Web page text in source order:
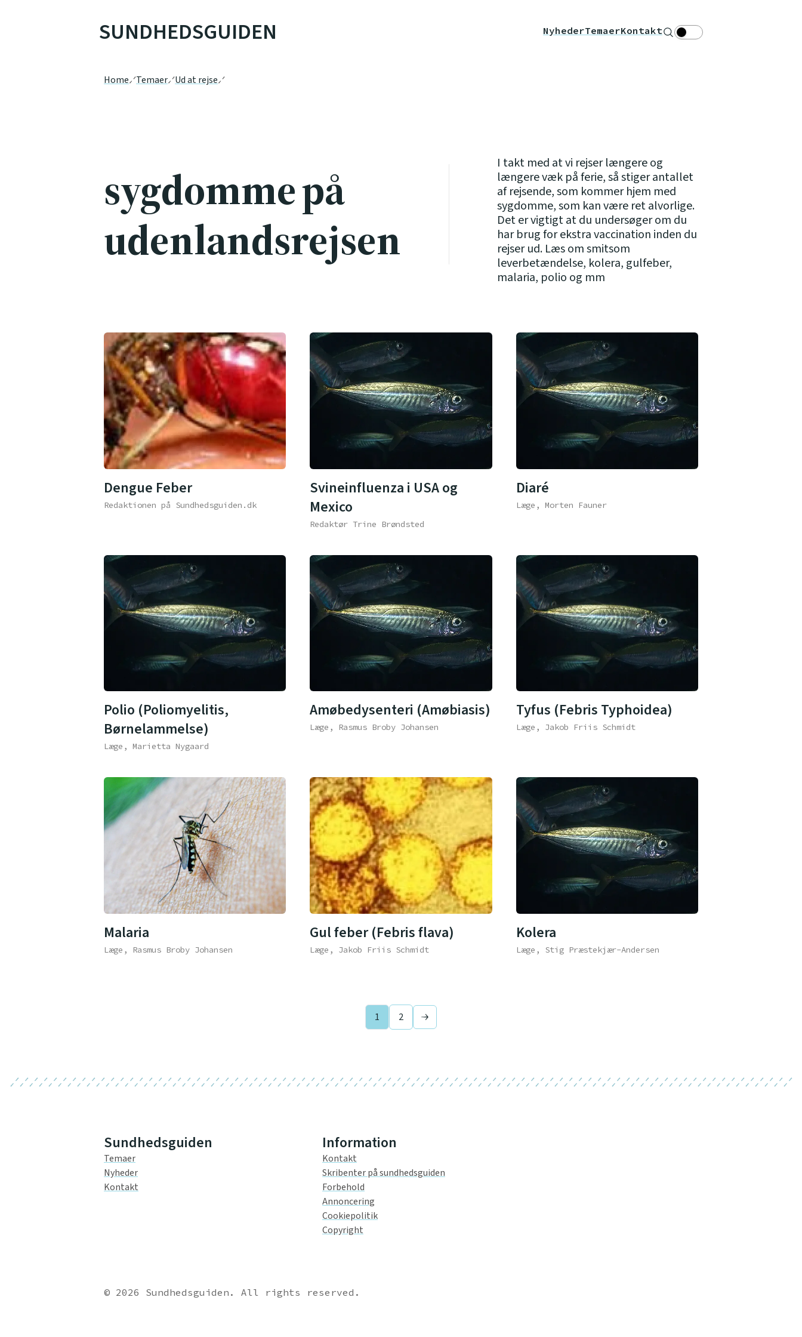
SUNDHEDSGUIDEN NyhederTemaerKontakt Søg Theme toggle
Home Temaer Ud at rejse
sygdomme på
udenlandsrejsen
I takt med at vi rejser længere og
længere væk på ferie, så stiger antallet
af rejsende, som kommer hjem med
sygdomme, som kan være ret alvorlige.
Det er vigtigt at du undersøger om du
har brug for ekstra vaccination inden du
rejser ud. Læs om smitsom
leverbetændelse, kolera, gulfeber,
malaria, polio og mm
Dengue Feber
Redaktionen på Sundhedsguiden.dk
Svineinfluenza i USA og
Mexico
Redaktør Trine Brøndsted
Diaré
Læge, Morten Fauner
Polio (Poliomyelitis,
Børnelammelse)
Læge, Marietta Nygaard
Amøbedysenteri (Amøbiasis)
Læge, Rasmus Broby Johansen
Tyfus (Febris Typhoidea)
Læge, Jakob Friis Schmidt
Malaria
Læge, Rasmus Broby Johansen
Gul feber (Febris flava)
Læge, Jakob Friis Schmidt
Kolera
Læge, Stig Præstekjær-Andersen
1 2 Next page
Sundhedsguiden
Temaer
Nyheder
Kontakt
Information
Kontakt
Skribenter på sundhedsguiden
Forbehold
Annoncering
Cookiepolitik
Copyright
© 2026 Sundhedsguiden. All rights reserved.